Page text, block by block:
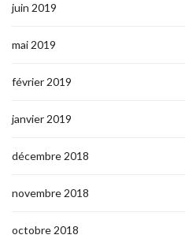
juin 2019
mai 2019
février 2019
janvier 2019
décembre 2018
novembre 2018
octobre 2018